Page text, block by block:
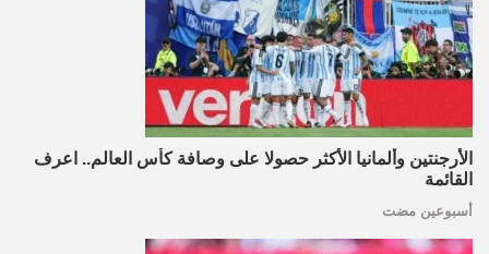
الأرجنتين وألمانيا الأكثر حصولا على وصافة كأس العالم.. اعرف
القائمة
أسبوعين مضت